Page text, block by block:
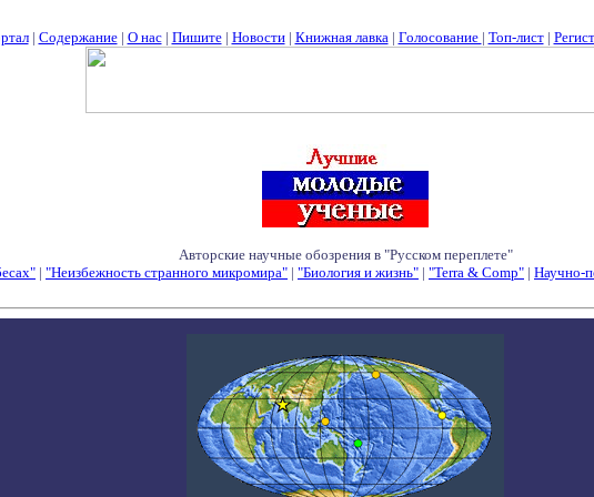
| Содержание| О нас| Пишите| Новости| Книжная лавка| Голосование | Топ-лист|
Авторские научные обозрения в "Русском переплете"
| "Неизбежность странного микромира" | "Биология и жизнь" | "Terra & Comp" | Научно-